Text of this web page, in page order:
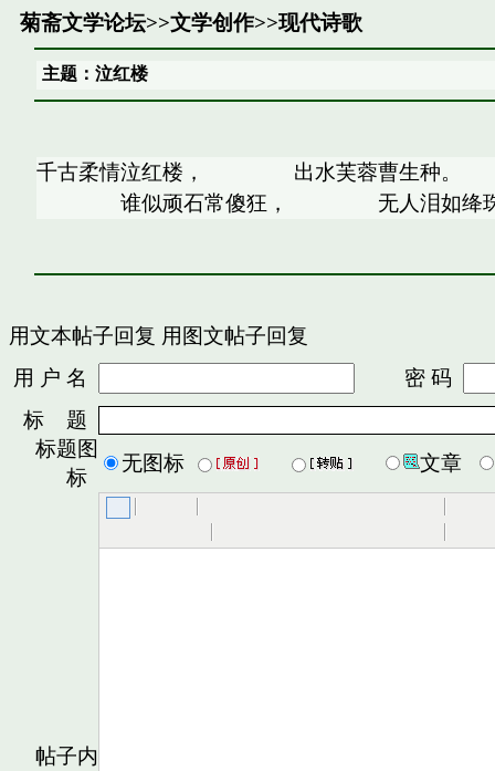
菊斋文学论坛>>文学创作>>现代诗歌
主题：泣红楼
千古柔情泣红楼， 出水芙蓉曹生种
谁似顽石常傻狂， 无人泪如绛
用文本帖子回复 用图文帖子回复
用 户 名
密 码
标 题
标题图
标
无图标 文章
帖子内